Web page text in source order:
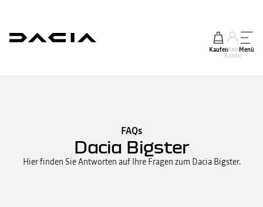
KaufenMein
Konto
Menü
FAQs
Dacia Bigster
Hier finden Sie Antworten auf Ihre Fragen zum Dacia Bigster.